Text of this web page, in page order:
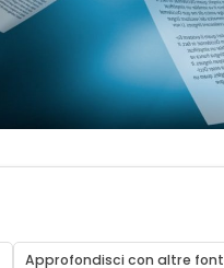
Approfondisci con altre